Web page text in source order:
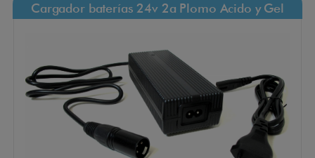
Cargador baterías 24v 2a Plomo Acido y Gel